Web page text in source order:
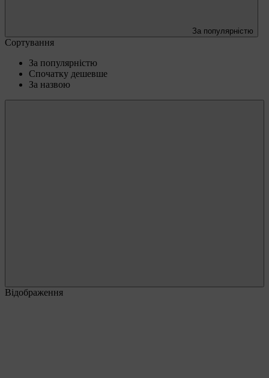
За популярністю
Сортування
За популярністю
Спочатку дешевше
За назвою
Відображення